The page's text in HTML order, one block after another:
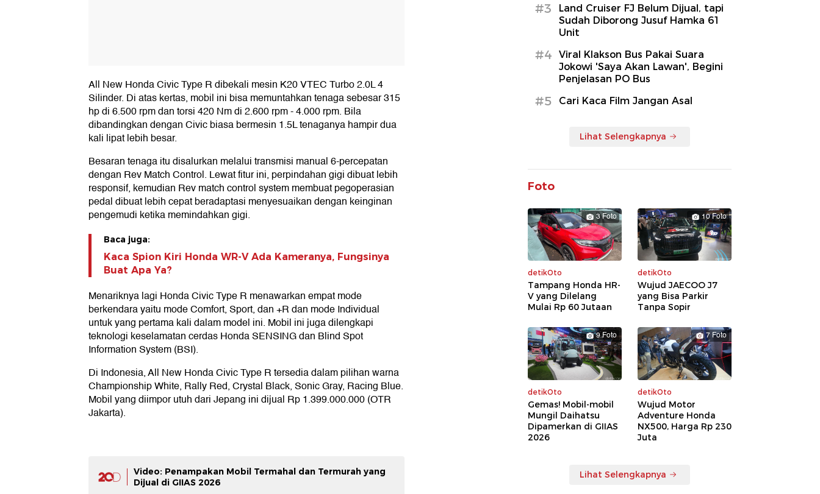
All New Honda Civic Type R dibekali mesin K20 VTEC Turbo 2.0L 4
Silinder. Di atas kertas, mobil ini bisa memuntahkan tenaga sebesar 315
hp di 6.500 rpm dan torsi 420 Nm di 2.600 rpm - 4.000 rpm. Bila
dibandingkan dengan Civic biasa bermesin 1.5L tenaganya hampir dua
kali lipat lebih besar.
Besaran tenaga itu disalurkan melalui transmisi manual 6-percepatan
dengan Rev Match Control. Lewat fitur ini, perpindahan gigi dibuat lebih
responsif, kemudian Rev match control system membuat pegoperasian
pedal dibuat lebih cepat beradaptasi menyesuaikan dengan keinginan
pengemudi ketika memindahkan gigi.
Baca juga:
Kaca Spion Kiri Honda WR-V Ada Kameranya, Fungsinya
Buat Apa Ya?
Menariknya lagi Honda Civic Type R menawarkan empat mode
berkendara yaitu mode Comfort, Sport, dan +R dan mode Individual
untuk yang pertama kali dalam model ini. Mobil ini juga dilengkapi
teknologi keselamatan cerdas Honda SENSING dan Blind Spot
Information System (BSI).
Di Indonesia, All New Honda Civic Type R tersedia dalam pilihan warna
Championship White, Rally Red, Crystal Black, Sonic Gray, Racing Blue.
Mobil yang diimpor utuh dari Jepang ini dijual Rp 1.399.000.000 (OTR
Jakarta).
Video: Penampakan Mobil Termahal dan Termurah yang
Dijual di GIIAS 2026
#3
Land Cruiser FJ Belum Dijual, tapi
Sudah Diborong Jusuf Hamka 61
Unit
#4
Viral Klakson Bus Pakai Suara
Jokowi 'Saya Akan Lawan', Begini
Penjelasan PO Bus
#5 Cari Kaca Film Jangan Asal
Lihat Selengkapnya
Foto
3 Foto
detikOto
Tampang Honda HR-
V yang Dilelang
Mulai Rp 60 Jutaan
10 Foto
detikOto
Wujud JAECOO J7
yang Bisa Parkir
Tanpa Sopir
9 Foto
detikOto
Gemas! Mobil-mobil
Mungil Daihatsu
Dipamerkan di GIIAS
2026
7 Foto
detikOto
Wujud Motor
Adventure Honda
NX500, Harga Rp 230
Juta
Lihat Selengkapnya